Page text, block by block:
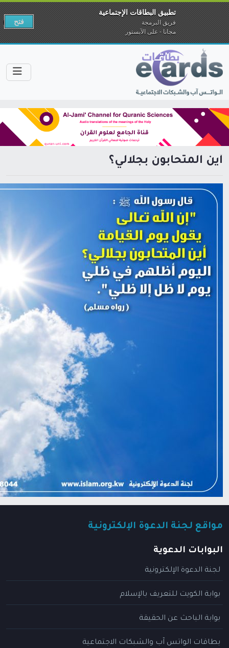
أين المتحابون بجلالي؟
مواقع لجنة الدعوة الإلكترونية
البوابات الدعوية
لجنة الدعوة الإلكترونية
بوابة الكويت للتعريف بالإسلام
بوابة الباحث عن الحقيقة
بطاقات الواتس آب والشبكات الاجتماعية
تطبيق البطاقات الإجتماعية
فريق البرمجة
مجانا - على الآبستور
فتح